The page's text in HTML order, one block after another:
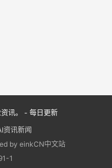
讯。 - 每日更新
资讯新闻
by einkCN中文站
1